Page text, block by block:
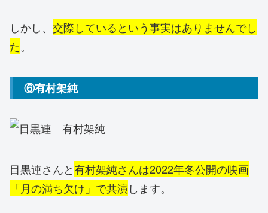
しかし、 交際しているという事実はありませんでし
た。
⑥有村架純
目黒連さんと有村架純さんは2022年冬公開の映画
「月の満ち欠け」で共演します。